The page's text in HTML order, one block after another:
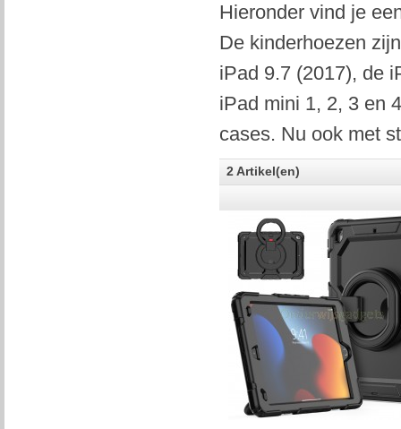
Hieronder vind je
De kinderhoezen
iPad 9.7 (2017), de
iPad mini 1, 2, 3 en
cases. Nu ook met
2 Artikel(en)